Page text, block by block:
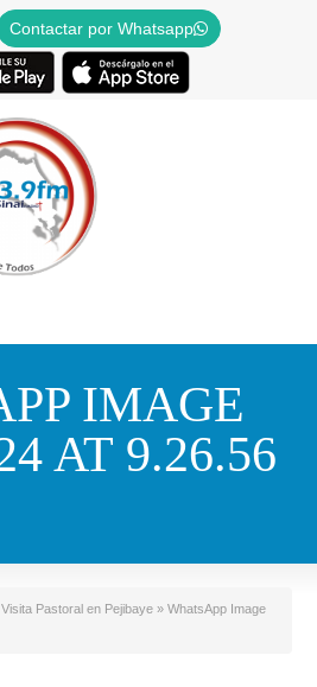
Contactar por Whatsapp
IMAGE
AT 9.26.56
Pastoral en Pejibaye » WhatsApp Image